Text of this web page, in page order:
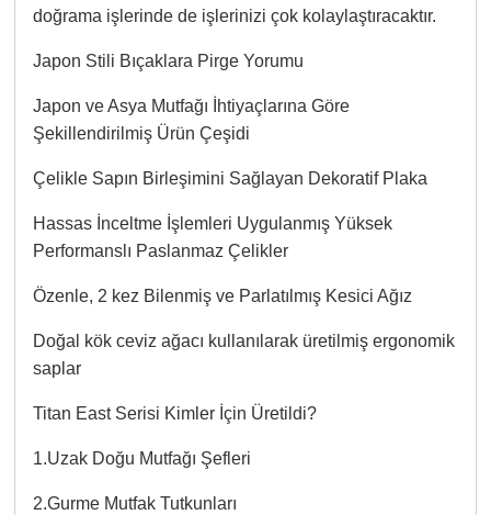
doğrama işlerinde de işlerinizi çok kolaylaştıracaktır.
Japon Stili Bıçaklara Pirge Yorumu
Japon ve Asya Mutfağı İhtiyaçlarına Göre
Şekillendirilmiş Ürün Çeşidi
Çelikle Sapın Birleşimini Sağlayan Dekoratif Plaka
Hassas İnceltme İşlemleri Uygulanmış Yüksek
Performanslı Paslanmaz Çelikler
Özenle, 2 kez Bilenmiş ve Parlatılmış Kesici Ağız
Doğal kök ceviz ağacı kullanılarak üretilmiş ergonomik
saplar
Titan East Serisi Kimler İçin Üretildi?
1.Uzak Doğu Mutfağı Şefleri
2.Gurme Mutfak Tutkunları